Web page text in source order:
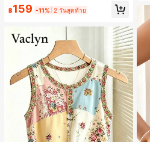
฿159 -11% 2 วันสุดท้าย